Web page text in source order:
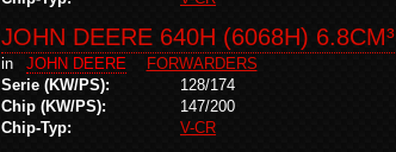
JOHN DEERE 640H (6068H) 6.8CM³
in JOHN DEERE
FORWARDERS
Serie (KW/PS):
128/174
Chip (KW/PS):
147/200
Chip-Typ:
V-CR